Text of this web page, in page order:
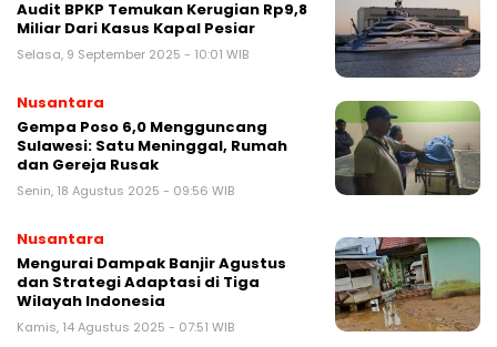
Audit BPKP Temukan Kerugian Rp9,8
Miliar Dari Kasus Kapal Pesiar
Selasa, 9 September 2025 - 10:01 WIB
Nusantara
Gempa Poso 6,0 Mengguncang
Sulawesi: Satu Meninggal, Rumah
dan Gereja Rusak
Senin, 18 Agustus 2025 - 09:56 WIB
Nusantara
Mengurai Dampak Banjir Agustus
dan Strategi Adaptasi di Tiga
Wilayah Indonesia
Kamis, 14 Agustus 2025 - 07:51 WIB